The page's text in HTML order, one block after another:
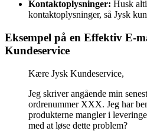
Kontaktoplysninger: Husk
kontaktoplysninger, så Jysk
Eksempel på en Effektiv E-
Kundeservice
Kære Jysk Kundeservice,
Jeg skriver angående min
ordrenummer XXX. Jeg har
produkterne mangler i
med at løse dette problem?